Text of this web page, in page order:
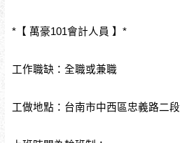
*【 萬豪101會計人員 】*
工作職缺：全職或兼職
工做地點：台南市中西區忠義路二段